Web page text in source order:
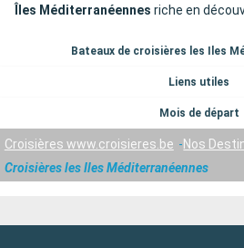
Îles Méditerranéennes riche en
Bateaux de croisières les Iles
Liens utiles
Mois de départ
Croisières www.croisieres.be
Nos
Croisières les Iles Méditerranéennes